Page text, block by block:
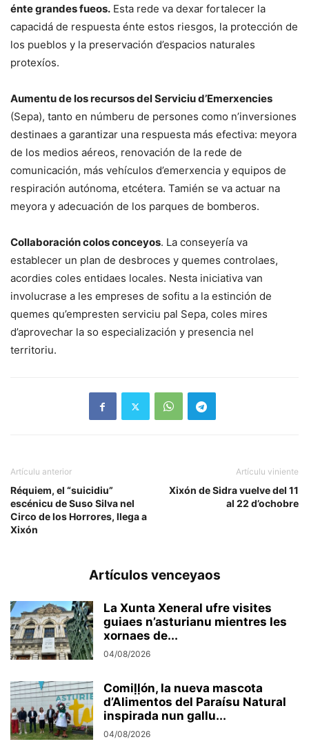
énte grandes fueos. Esta rede va dexar fortalecer la
capacidá de respuesta énte estos riesgos, la protección de
los pueblos y la preservación d’espacios naturales
protexíos.
Aumentu de los recursos del Serviciu d’Emerxencies
(Sepa), tanto en númberu de persones como n’inversiones
destinaes a garantizar una respuesta más efectiva: meyora
de los medios aéreos, renovación de la rede de
comunicación, más vehículos d’emerxencia y equipos de
respiración autónoma, etcétera. Tamién se va actuar na
meyora y adecuación de los parques de bomberos.
Collaboración colos conceyos. La conseyería va
establecer un plan de desbroces y quemes controlaes,
acordies coles entidaes locales. Nesta iniciativa van
involucrase a les empreses de sofitu a la estinción de
quemes qu’empresten serviciu pal Sepa, coles mires
d’aprovechar la so especialización y presencia nel
territoriu.
Artículu anterior
Réquiem, el “suicidiu”
escénicu de Suso Silva nel
Circo de los Horrores, llega a
Xixón
Artículu viniente
Xixón de Sidra vuelve del 11
al 22 d’ochobre
Artículos venceyaos
La Xunta Xeneral ufre visites
guiaes n’asturianu mientres les
xornaes de...
04/08/2026
Comiḷḷón, la nueva mascota
d’Alimentos del Paraísu Natural
inspirada nun gallu...
04/08/2026